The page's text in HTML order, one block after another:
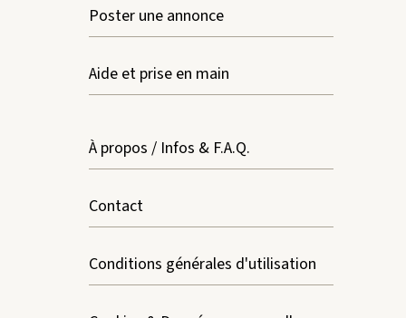
Poster une annonce
Aide et prise en main
À propos / Infos & F.A.Q.
Contact
Conditions générales d'utilisation